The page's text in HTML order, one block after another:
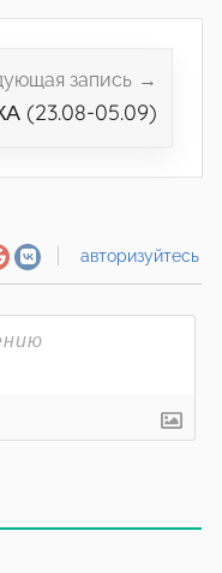
запись
(23.08-05.09)
авторизуйтесь